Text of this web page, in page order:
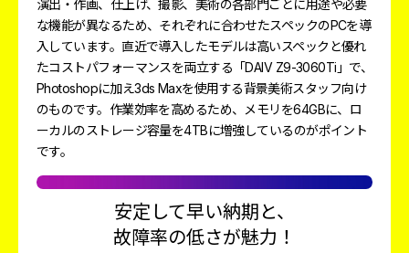
演出・作画、仕上げ、撮影、美術の各部門ごとに用途や必要
な機能が異なるため、それぞれに合わせたスペックのPCを導
入しています。直近で導入したモデルは高いスペックと優れ
たコストパフォーマンスを両立する「DAIV Z9-3060Ti」で、
Photoshopに加え3ds Maxを使用する背景美術スタッフ向け
のものです。作業効率を高めるため、メモリを64GBに、ロ
ーカルのストレージ容量を4TBに増強しているのがポイント
です。
安定して早い納期と、
故障率の低さが魅力！